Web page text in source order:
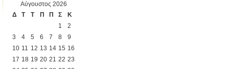
Αύγουστος 2026
Δ
Τ Τ Π Π Σ
Κ
1
2
3
4 5 6 7 8
9
10 11 12 13 14 15 16
17 18 19 20 21 22 23